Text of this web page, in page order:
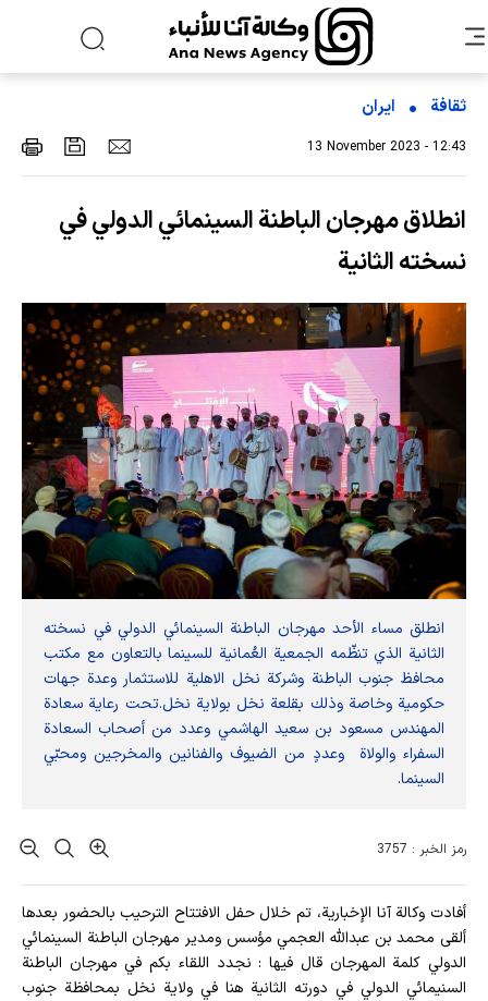
ثقافة ایران
13 November 2023 - 12:43
انطلاق مهرجان الباطنة السينمائي الدولي في
نسخته الثانية
انطلق مساء الأحد مهرجان الباطنة السينمائي الدولي في نسخته
الثانية الذي تنظّمه الجمعية العُمانية للسينما بالتعاون مع مكتب
محافظ جنوب الباطنة وشركة نخل الاهلية للاستثمار وعدة جهات
حكومية وخاصة وذلك بقلعة نخل بولاية نخل.تحت رعاية سعادة
المهندس مسعود بن سعيد الهاشمي وعدد من أصحاب السعادة
السفراء والولاة وعددٍ من الضيوف والفنانين والمخرجين ومحبّي
السينما.
رمز الخبر : 3757
أفادت وکالة آنا الإخباریة، تم خلال حفل الافتتاح الترحيب بالحضور بعدها
ألقى محمد بن عبدالله العجمي مؤسس ومدير مهرجان الباطنة السينمائي
الدولي كلمة المهرجان قال فيها : نجدد اللقاء بكم في مهرجان الباطنة
السنيمائي الدولي في دورته الثانية هنا في ولاية نخل بمحافظة جنوب